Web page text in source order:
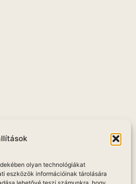
olyan technológiákat
eszközök információinak tárolására